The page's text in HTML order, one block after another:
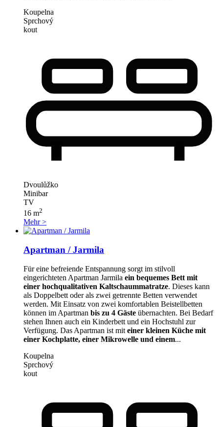
Koupelna
Sprchový
kout
Dvoulůžko
Minibar
TV
16 m2
Mehr >
Apartman / Jarmila
Für eine befreiende Entspannung sorgt im stilvoll
eingerichteten Apartman Jarmila ein bequemes Bett mit
einer hochqualitativen Kaltschaummatratze. Dieses kann
als Doppelbett oder als zwei getrennte Betten verwendet
werden. Mit Einsatz von zwei komfortablen Beistellbetten
können im Apartman bis zu 4 Gäste übernachten. Bei Bedarf
stehen Ihnen auch ein Kinderbett und ein Hochstuhl zur
Verfügung. Das Apartman ist mit einer kleinen Küche mit
einer Kochplatte, einer Mikrowelle und einem...
Koupelna
Sprchový
kout